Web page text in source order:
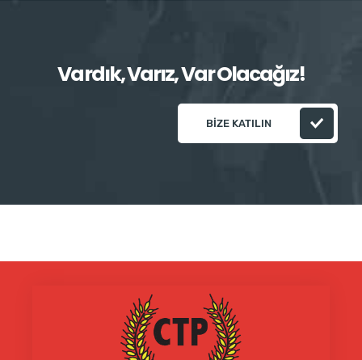
Vardık, Varız, Var Olacağız!
BIZE KATILIN